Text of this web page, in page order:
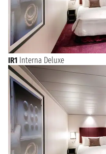
insenature pittoresche,
costituito dalla fertile
nord-orientale è costituita
de Pollença e la più grande
spiagge sono il posto ideale
sport acquatici.
Se avete un po' più di
Soller, dove potrete
locale. Potrete
leggendario treno El tren de
permetteranno di vedere la
e delle onde che si
differente, vi riempiranno
Immaginatevi seduti su un
montagna con il vento che
IR1 Interna Deluxe